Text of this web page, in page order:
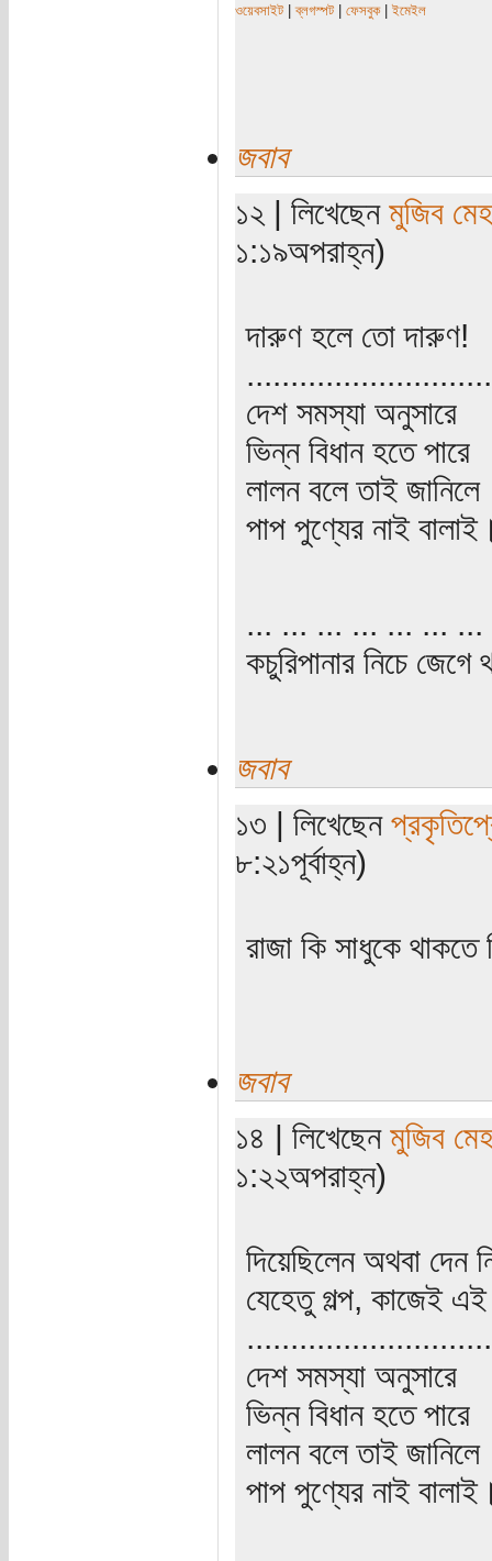
ওয়েবসাইট|ব্লগস্পট| ফেসবুক|ইমেইল
জবাব
১২ | লিখেছেন মুজিব
১:১৯অপরাহ্ন)
দারুণ হলে তো দারুণ!
দেশ সমস্যা অনুসারে
ভিন্ন বিধান হতে পারে
লালন বলে তাই জানিলে
পাপ পুণ্যের নাই
... ... ... ... ... ...
কচুরিপানার নিচে জেগে
জবাব
১৩ | লিখেছেন
৮:২১পূর্বাহ্ন)
রাজা কি সাধুকে থাকতে
জবাব
১৪ | লিখেছেন মুজিব
১:২২অপরাহ্ন)
দিয়েছিলেন অথবা দেন
যেহেতু গল্প, কাজেই
দেশ সমস্যা অনুসারে
ভিন্ন বিধান হতে পারে
লালন বলে তাই জানিলে
পাপ পুণ্যের নাই